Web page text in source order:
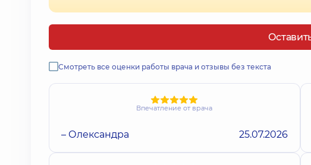
Смотреть все оценки работы врача и отзывы без текста
Впечатление от врача
– Олександра 25.07.2026